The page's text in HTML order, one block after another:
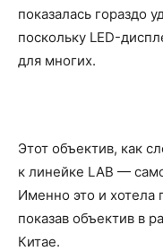
показалась гораздо
поскольку LED-
для многих.
Этот объектив, как
к линейке LAB —
Именно это и хотела
показав объектив в
Китае.